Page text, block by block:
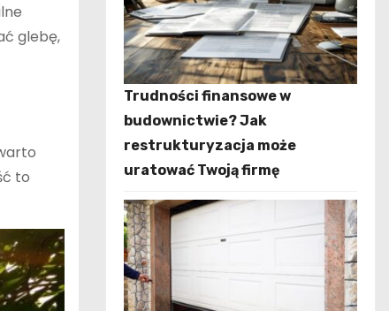
glebę,
to
Trudności finansowe w
budownictwie? Jak
restrukturyzacja może
uratować Twoją firmę